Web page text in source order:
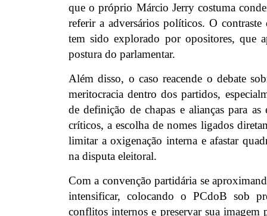
que o próprio Márcio Jerry costuma
referir a adversários políticos. O contraste
tem sido explorado por opositores, que
postura do parlamentar.
Além disso, o caso reacende o debate
meritocracia dentro dos partidos,
de definição de chapas e alianças para as
críticos, a escolha de nomes ligados
limitar a oxigenação interna e afastar
na disputa eleitoral.
Com a convenção partidária se
intensificar, colocando o PCdoB sob
conflitos internos e preservar sua imagem